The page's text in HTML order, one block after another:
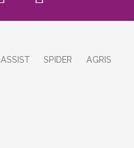
ASSIST SPIDER AGRIS